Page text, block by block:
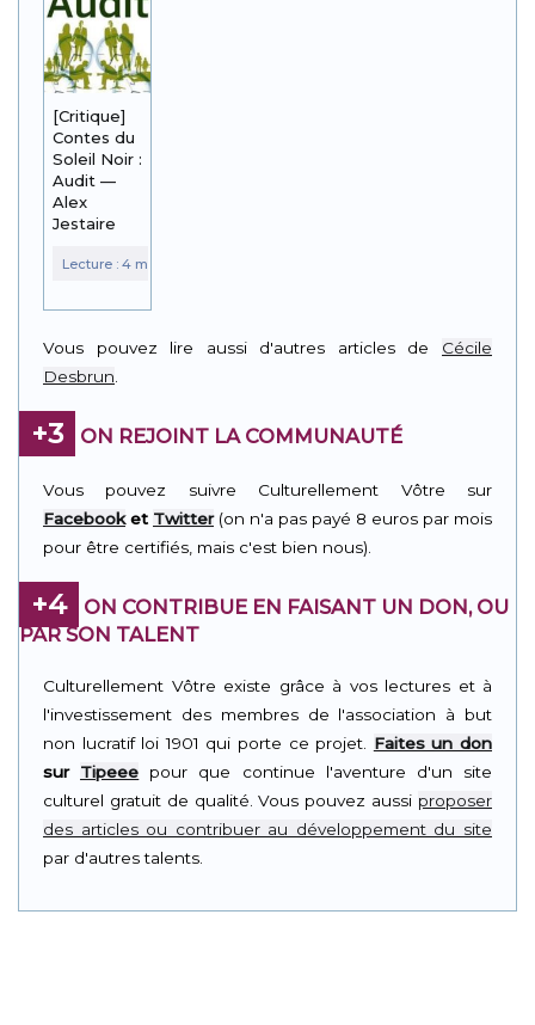
[Critique]
Contes du
Soleil Noir :
Audit —
Alex
Jestaire
Vous pouvez lire aussi d'autres articles de Cécile
Desbrun
+3 ON REJOINT LA COMMUNAUTÉ
Vous pouvez suivre Culturellement Vôtre sur
Facebooket Twitter(on n'a pas payé 8 euros par mois
pour être certifiés, mais c'est bien nous).
+4
ON CONTRIBUE EN FAISANT UN DON, OU
PAR SON TALENT
Culturellement Vôtre existe grâce à vos lectures et à
l'investissement des membres de l'association à but
non lucratif loi 1901 qui porte ce projet. Faites un don
sur Tipeee pour que continue l'aventure d'un site
culturel gratuit de qualité. Vous pouvez aussi proposer
des articles ou contribuer au développement du site
par d'autres talents.